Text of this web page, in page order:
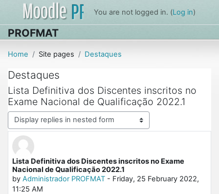
Skip to main content
You are not logged in. (Log in)
PROFMAT
Home Site pages Destaques
Destaques
Lista Definitiva dos Discentes inscritos no
Exame Nacional de Qualificação 2022.1
Display mode
Lista Definitiva dos Discentes inscritos no Exame
Nacional de Qualificação 2022.1
by Administrador PROFMAT - Friday, 25 February 2022,
11:25 AM
Number of replies: 0